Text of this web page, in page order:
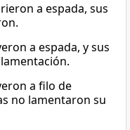
a espada, sus
a espada, y sus
a filo de
no lamentaron su